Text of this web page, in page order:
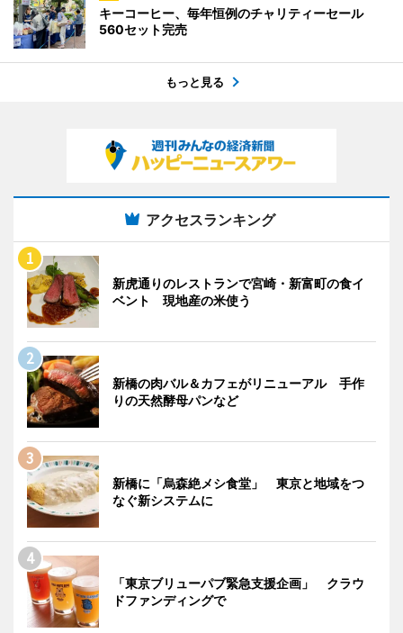
キーコーヒー、毎年恒例のチャリティーセール
560セット完売
もっと見る
アクセスランキング
新虎通りのレストランで宮崎・新富町の食イ
ベント 現地産の米使う
新橋の肉バル＆カフェがリニューアル 手作
りの天然酵母パンなど
新橋に「烏森絶メシ食堂」 東京と地域をつ
なぐ新システムに
「東京ブリューパブ緊急支援企画」 クラウ
ドファンディングで